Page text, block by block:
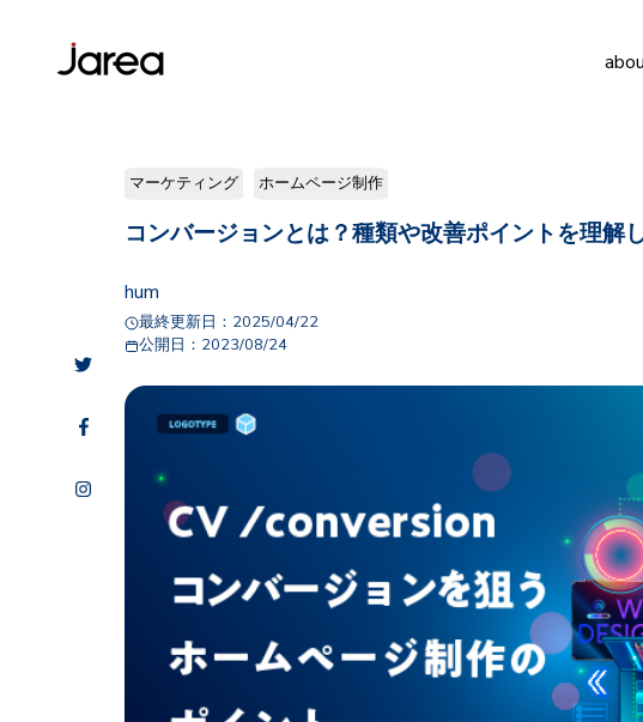
マーケティング ホームページ制作
コンバージョンとは？種類や改善ポイントを理解
hum
最終更新日： 2025/04/22
公開日： 2023/08/24